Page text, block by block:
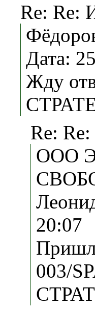
Re: Re:
Дата:
Жду
Re:
ООО
20:07
003/